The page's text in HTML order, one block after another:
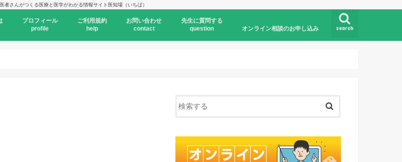
者さんがつくる医療と医学がわかる情報サイト医知場（いちば）
search
プロフィール
profile
ご利用規約
help
お問い合わせ
contact
先生に質問する
question
オンライン相談のお申し込み